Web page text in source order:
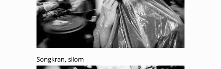
Songkran, silom